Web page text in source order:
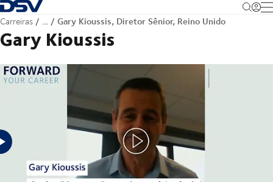
Voltar à página inicial
Carreiras … Gary Kioussis, Diretor Sênior, Reino Unido
Gary Kioussis
Diretor Sênior, Relatórios e Análises, Grupo - Reino Unido